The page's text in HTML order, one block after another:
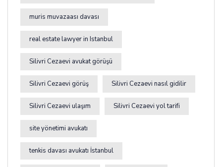
muris muvazaası davası
real estate lawyer in Istanbul
Silivri Cezaevi avukat görüşü
Silivri Cezaevi görüş Silivri Cezaevi nasıl gidilir
Silivri Cezaevi ulaşım Silivri Cezaevi yol tarifi
site yönetimi avukatı
tenkis davası avukatı İstanbul